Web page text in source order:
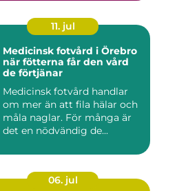
11. jul
Medicinsk fotvård i Örebro
när fötterna får den vård
de förtjänar
Medicinsk fotvård handlar
om mer än att fila hälar och
måla naglar. För många är
det en nödvändig de...
06. jul